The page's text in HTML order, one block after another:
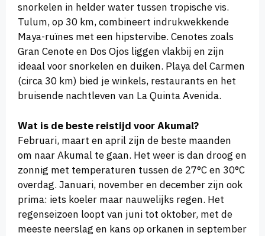
snorkelen in helder water tussen tropische vis.
Tulum, op 30 km, combineert indrukwekkende
Maya-ruïnes met een hipstervibe. Cenotes zoals
Gran Cenote en Dos Ojos liggen vlakbij en zijn
ideaal voor snorkelen en duiken. Playa del Carmen
(circa 30 km) bied je winkels, restaurants en het
bruisende nachtleven van La Quinta Avenida.
Wat is de beste reistijd voor Akumal?
Februari, maart en april zijn de beste maanden
om naar Akumal te gaan. Het weer is dan droog en
zonnig met temperaturen tussen de 27°C en 30°C
overdag. Januari, november en december zijn ook
prima: iets koeler maar nauwelijks regen. Het
regenseizoen loopt van juni tot oktober, met de
meeste neerslag en kans op orkanen in september